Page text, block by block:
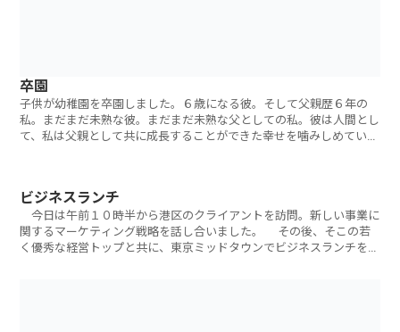
卒園
子供が幼稚園を卒園しました。６歳になる彼。そして父親歴６年の
私。まだまだ未熟な彼。まだまだ未熟な父としての私。彼は人間とし
て、私は父親として共に成長することができた幸せを噛みしめていま
ビジネスランチ
今日は午前１０時半から港区のクライアントを訪問。新しい事業に
関するマーケティング戦略を話し合いました。 その後、そこの若
く優秀な経営トップと共に、東京ミッドタウンでビジネスランチをし